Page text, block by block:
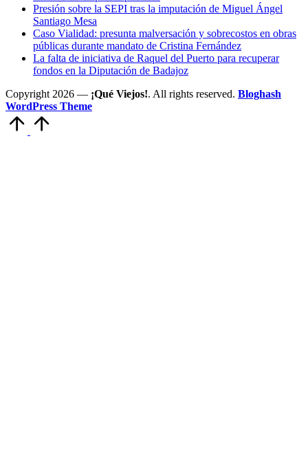
Presión sobre la SEPI tras la imputación de Miguel Ángel
Santiago Mesa
Caso Vialidad: presunta malversación y sobrecostos en obras
públicas durante mandato de Cristina Fernández
La falta de iniciativa de Raquel del Puerto para recuperar
fondos en la Diputación de Badajoz
Copyright 2026 — ¡Qué Viejos!. All rights reserved. Bloghash
WordPress Theme